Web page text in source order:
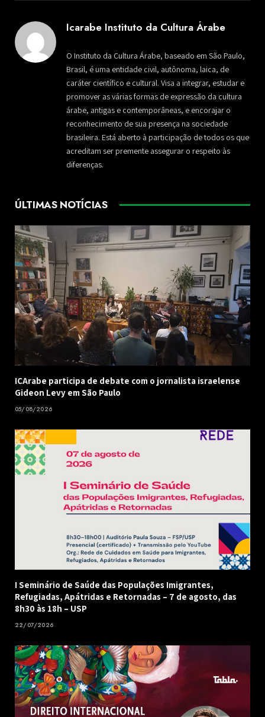
Icarabe Instituto da Cultura Árabe
O Instituto da Cultura Árabe, baseado em São Paulo,
Brasil, é uma entidade civil, autônoma, laica, de
caráter científico e cultural. Visa a integrar, estudar e
promover as várias formas de expressão da cultura
árabe, antigas e contemporâneas, e encorajar o
reconhecimento de sua presença na sociedade
brasileira. Está aberto à participação de todos os que
acreditam ser premente assegurar o respeito às
diferenças.
ÚLTIMAS NOTÍCIAS
ICArabe participa de debate com o jornalista israelense
Gideon Levy em São Paulo
05/08/2026
I Seminário de Saúde das Populações Imigrantes,
Refugiadas, Apátridas e Retornadas – 7 de agosto, das
8h30 às 18h – USP
22/07/2026